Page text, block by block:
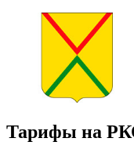
Тарифы на